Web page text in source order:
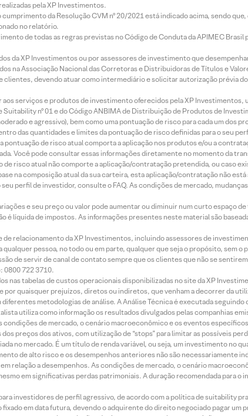
pela XP Investimentos.
da Resolução CVM nº 20/2021 está indicado acima, sendo
no relatório.
de todas as regras previstas no Código de Conduta da APIMEC
da XP Investimentos ou por assessores de investimento que
na Associação Nacional das Corretoras e Distribuidoras de Títulos e
devendo atuar como intermediário e solicitar autorização prévia
serviços e produtos de investimento oferecidos pela XP
nº 01 e do Código ANBIMA de Distribuição de Produtos de
e agressivo), bem como uma pontuação de risco para cada um dos
das quantidades e limites da pontuação de risco definidas para o seu
de risco atual comporta a aplicação nos produtos e/ou a
Você pode consultar essas informações diretamente no momento da
de risco atual não comporte a aplicação/contratação pretendida, ou caso
na composição atual da sua carteira, esta aplicação/contratação não
perfil de investidor, consulte o FAQ. As condições de mercado,
e seu preço ou valor pode aumentar ou diminuir num curto espaço
líquida de impostos. As informações presentes neste material são
relacionamento da XP Investimentos, incluindo assessores de
pessoa, no todo ou em parte, qualquer que seja o propósito, sem
de servir de canal de contato sempre que os clientes que não se
0800 722 3710.
nas tabelas de custos operacionais disponibilizadas no site da XP
por quaisquer prejuízos, diretos ou indiretos, que venham a decorrer da
diferentes metodologias de análise. A Análise Técnica é executada
utiliza como informação os resultados divulgados pelas companhias
de mercado, o cenário macroeconômico e os eventos
preços dos ativos, com utilização de “stops” para limitar as possíveis
no mercado. É um título de renda variável, ou seja, um investimento no
de alto risco e os desempenhos anteriores não são necessariamente
relação a desempenhos. As condições de mercado, o cenário
em significativas perdas patrimoniais. A duração recomendada para o
investidores de perfil agressivo, de acordo com a política de suitability
em data futura, devendo o adquirente do direito negociado pagar um